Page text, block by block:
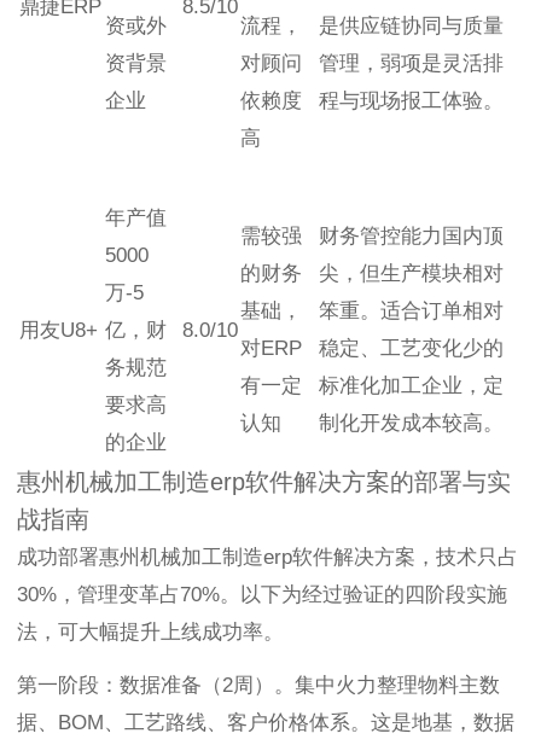
鼎捷ERP
资或外
资背景
企业
8.5/10
流程，
对顾问
依赖度
高
是供应链协同与质量
管理，弱项是灵活排
程与现场报工体验。
用友U8+
年产值
5000
万-5
亿，财
务规范
要求高
的企业
8.0/10
需较强
的财务
基础，
对ERP
有一定
认知
财务管控能力国内顶
尖，但生产模块相对
笨重。适合订单相对
稳定、工艺变化少的
标准化加工企业，定
制化开发成本较高。
惠州机械加工制造erp软件解决方案的部署与实
战指南
成功部署惠州机械加工制造erp软件解决方案，技术只占
30%，管理变革占70%。以下为经过验证的四阶段实施
法，可大幅提升上线成功率。
第一阶段：数据准备（2周）。集中火力整理物料主数
据、BOM、工艺路线、客户价格体系。这是地基，数据